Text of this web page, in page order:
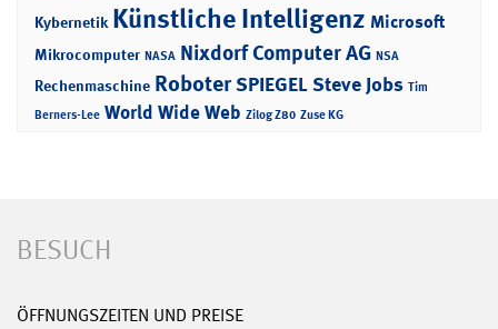
Kybernetik Künstliche Intelligenz Microsoft
Mikrocomputer NASA Nixdorf Computer AG NSA
Rechenmaschine RoboterSPIEGELSteve Jobs Tim
Berners-Lee World Wide Web Zilog Z80 Zuse KG
BESUCH
ÖFFNUNGSZEITEN UND PREISE